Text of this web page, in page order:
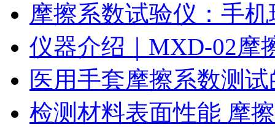
摩擦系数试验仪：手
仪器介绍｜MXD-02摩
医用手套摩擦系数测
检测材料表面性能 摩